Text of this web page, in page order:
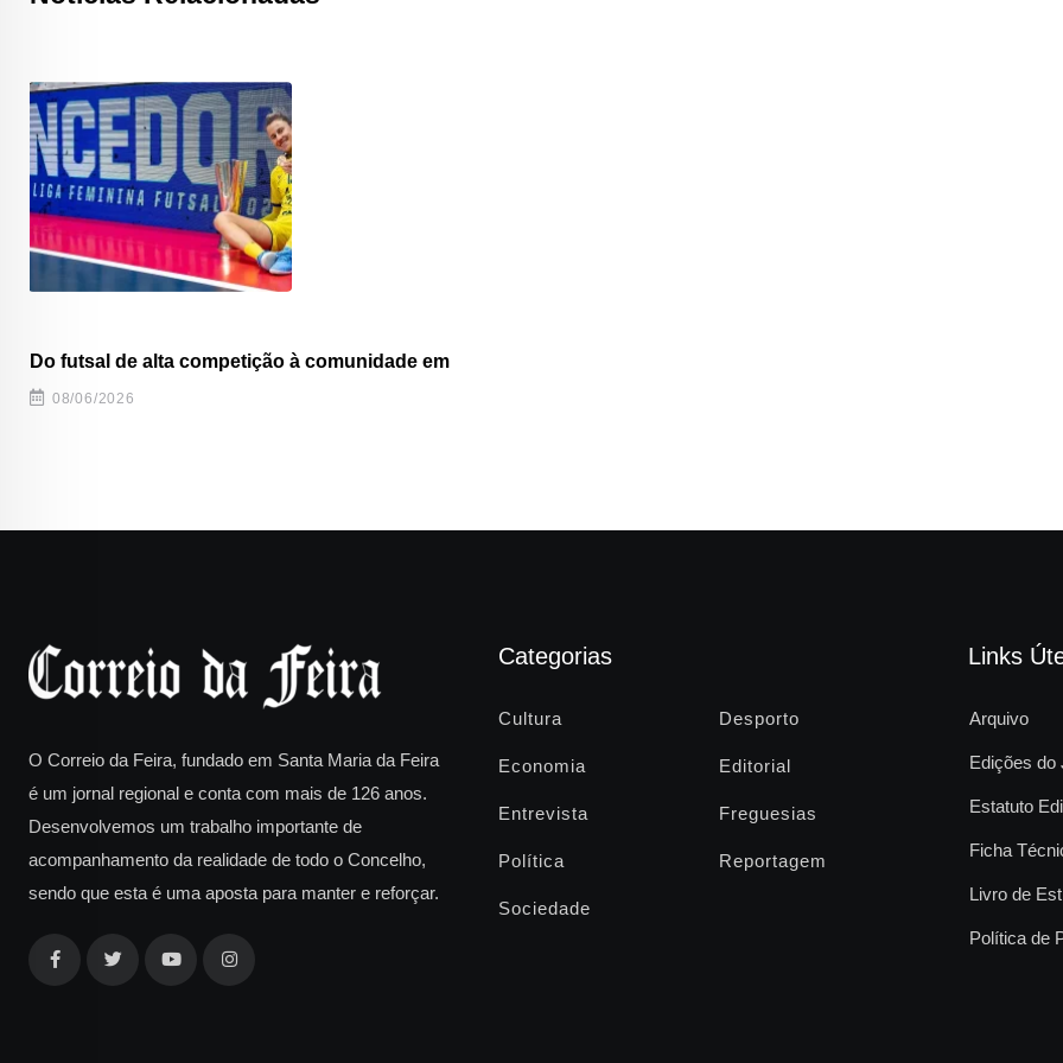
Do futsal de alta competição à comunidade em
08/06/2026
O Correio da Feira, fundado em Santa Maria da Feira
é um jornal regional e conta com mais de 126 anos.
Desenvolvemos um trabalho importante de
acompanhamento da realidade de todo o Concelho,
sendo que esta é uma aposta para manter e reforçar.
Categorias
Cultura Desporto
Economia Editorial
Entrevista Freguesias
Política Reportagem
Sociedade
Links
Arquivo
Edições do
Estatuto
Ficha
Livro de
Política de